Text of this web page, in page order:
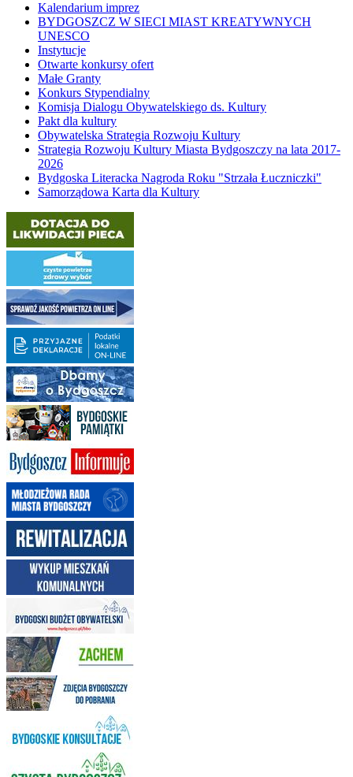
Kalendarium imprez
BYDGOSZCZ W SIECI MIAST KREATYWNYCH
UNESCO
Instytucje
Otwarte konkursy ofert
Małe Granty
Konkurs Stypendialny
Komisja Dialogu Obywatelskiego ds. Kultury
Pakt dla kultury
Obywatelska Strategia Rozwoju Kultury
Strategia Rozwoju Kultury Miasta Bydgoszczy na lata 2017-
2026
Bydgoska Literacka Nagroda Roku "Strzała Łuczniczki"
Samorządowa Karta dla Kultury